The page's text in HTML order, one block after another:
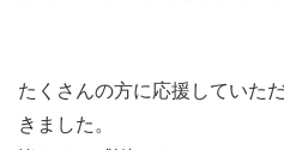
たくさんの方に応援していた
きました。